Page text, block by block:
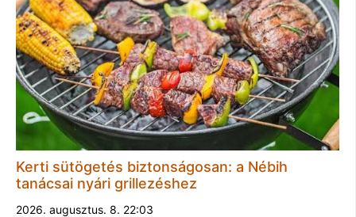
Kerti sütögetés biztonságosan: a Nébih
tanácsai nyári grillezéshez
2026. augusztus. 8. 22:03